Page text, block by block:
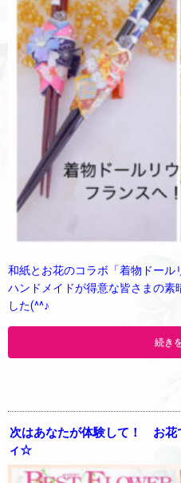
和紙とお花のコラボ「着物ドール
ハンドメイドが得意な皆さまの素
した(^^♪
続き
次はあなたが体験して！ お花
ィ☆